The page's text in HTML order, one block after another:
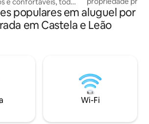
para a montanha.
lareira e vista
totalmente
a lenha. - Piscina
área para banhos
e terraços
repleta de
uma ermida,
passeios pela
duas pessoas.
crianças. NÃO
ANIMAIS DE
PERMITIDO
populares em aluguel por
em Castela e Leão
Wi-Fi